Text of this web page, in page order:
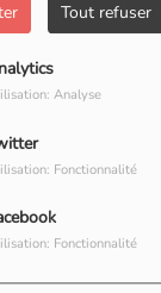
Tout refuser
Analyse
Fonctionnalité
Fonctionnalité
JUIN 2023
25 JUIN
JUIN 2023